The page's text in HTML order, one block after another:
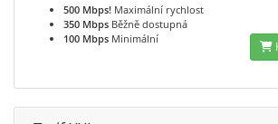
500 Mbps! Maximální rychlost
350 Mbps Běžně dostupná
100 Mbps Minimální